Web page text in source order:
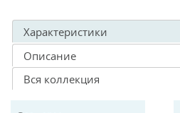
Характеристики
Описание
Вся коллекция